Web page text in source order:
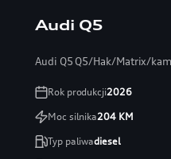
Audi Q5
Audi Q5 Q5/Hak/Matrix/
Rok produkcji2026
Moc silnika204KM
Typ paliwadiesel